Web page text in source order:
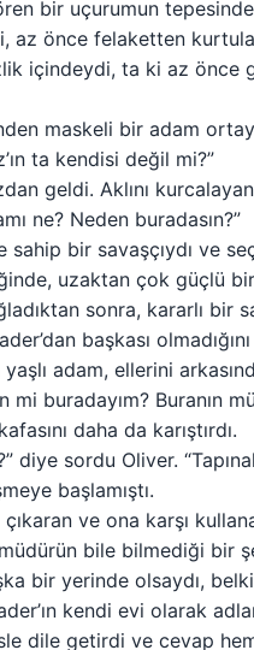
bir uçurumun
az önce felaketten
içindeydi, ta ki az önce
maskeli bir adam
ta kendisi değil mi?”
geldi. Aklını
ne? Neden buradasın?”
bir savaşçıydı ve
uzaktan çok güçlü
sonra, kararlı bir
başkası
yaşlı adam, ellerini
mi buradayım? Buranın
daha da karıştırdı.
diye sordu Oliver.
başlamıştı.
çıkaran ve ona karşı
bile bilmediği bir
bir yerinde olsaydı,
kendi evi olarak
dile getirdi ve cevap